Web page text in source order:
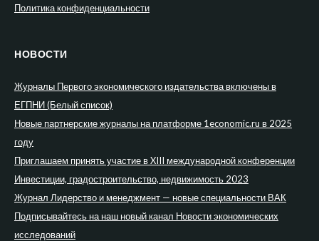
Политика конфиденциальности
НОВОСТИ
Журналы Первого экономического издательства включены в
ЕГПНИ (Белый список)
Новые партнерские журналы на платформе 1economic.ru в 2025
году
Приглашаем принять участие в XIII международной конференции
Инвестиции, градостроительство, недвижимость 2023
Журнал Лидерство и менеджмент — новые специальности ВАК
Подписывайтесь на наш новый канал Новости экономических
исследований